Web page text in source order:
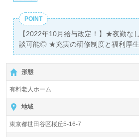
POINT
【2022年10月給与改定！】★夜勤な
談可能◎ ★充実の研修制度と福利厚生
アアップの両立を目指せる職場です
しながら活躍するスタッフが多数★ ■
中。お気軽にお問い合わせください。
形態
有料老人ホーム
地域
東京都世田谷区桜丘5-16-7